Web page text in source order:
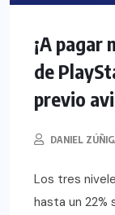
¡A pagar
de
previo
DANIEL
Los tres
hasta un 22%